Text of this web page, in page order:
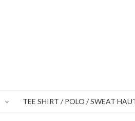
TEE SHIRT / POLO / SWEAT